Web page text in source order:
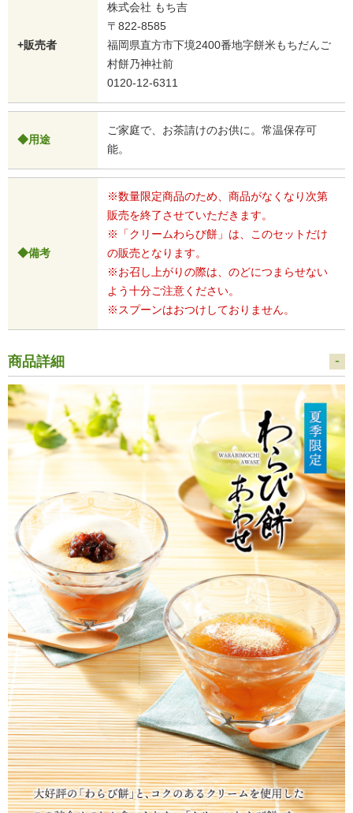
+販売者
株式会社 もち吉
〒822-8585
福岡県直方市下境2400番地字餅米もちだんご
村餅乃神社前
0120-12-6311
◆用途
ご家庭で、お茶請けのお供に。常温保存可
能。
◆備考
※数量限定商品のため、商品がなくなり次第
販売を終了させていただきます。
※「クリームわらび餅」は、このセットだけ
の販売となります。
※お召し上がりの際は、のどにつまらせない
よう十分ご注意ください。
※スプーンはおつけしておりません。
商品詳細